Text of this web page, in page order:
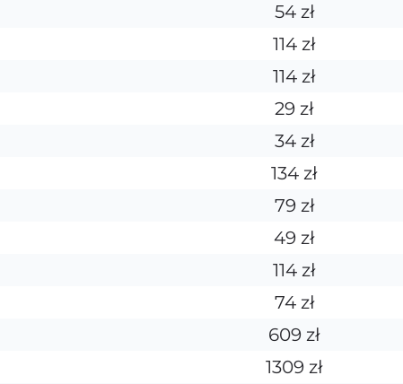
54 zł
114 zł
114 zł
29 zł
34 zł
134 zł
79 zł
49 zł
114 zł
74 zł
609 zł
1309 zł